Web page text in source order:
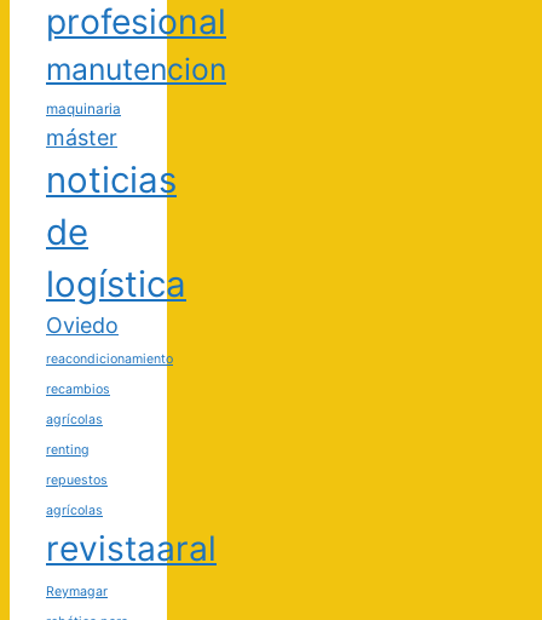
profesional
manutencion
maquinaria
máster
noticias
de
logística
Oviedo
reacondicionamiento
recambios
agrícolas
renting
repuestos
agrícolas
revistaaral
Reymagar